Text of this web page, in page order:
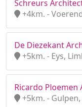
Schreurs
+4km. -
De Diezekant
+5km. - Eys,
Ricardo Ploemen
+5km. -